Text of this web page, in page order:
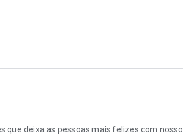
que deixa as pessoas mais felizes com nosso